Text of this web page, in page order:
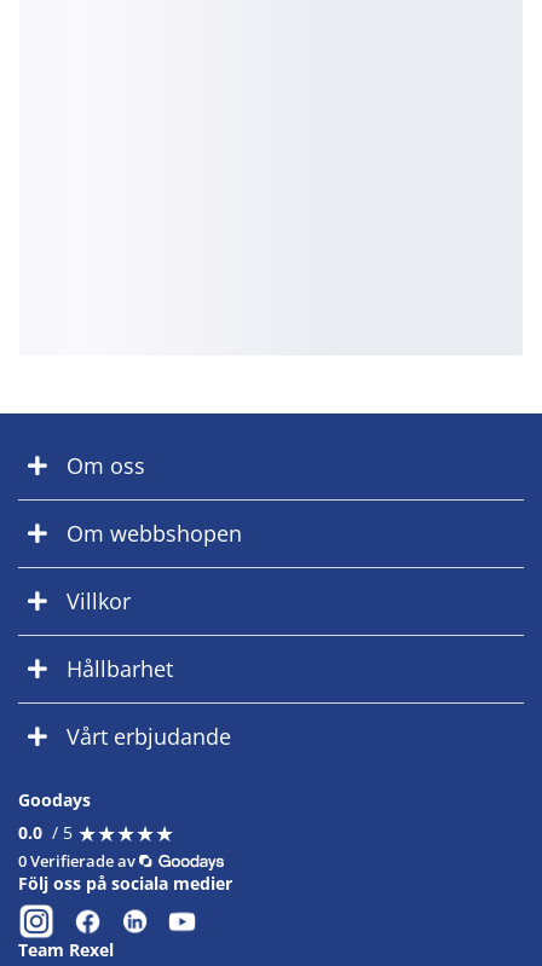
Om oss
Om webbshopen
Villkor
Hållbarhet
Vårt erbjudande
Goodays
0.0 / 5 ★★★★★
★★★★★
0 Verifierade av
Följ oss på sociala medier
Team Rexel